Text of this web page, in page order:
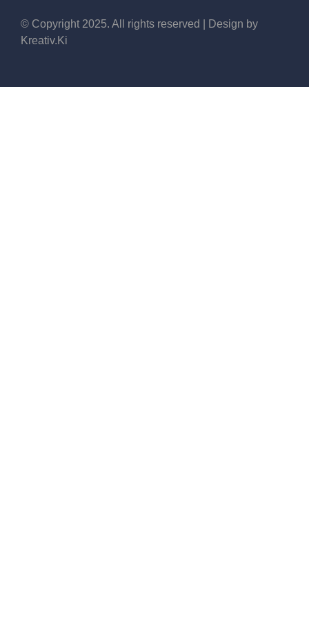
© Copyright 2025. All rights reserved | Design by
Kreativ.Ki